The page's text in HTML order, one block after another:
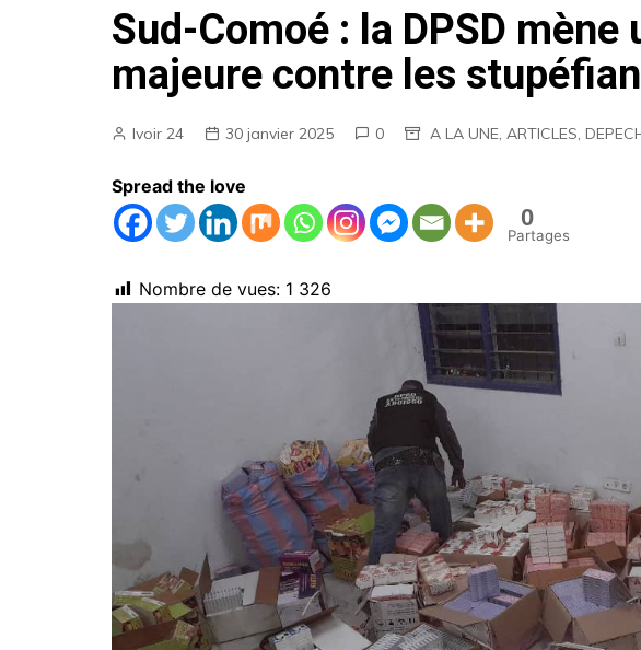
AGENDA
EMPLOIS
Sud-Comoé : la DPSD
majeure contre les
Ivoir 24 30 janvier 2025 0 A LA UNE, ARTICLES,
Spread the love
0
Partages
Nombre de vues: 1 326